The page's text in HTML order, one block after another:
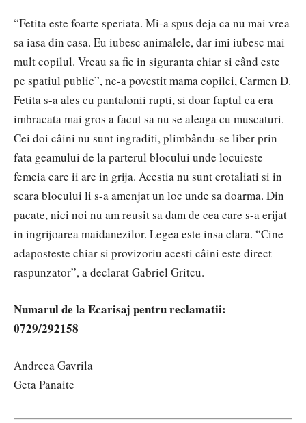
“Fetita este foarte speriata. Mi-a spus deja ca nu mai vrea
sa iasa din casa. Eu iubesc animalele, dar imi iubesc mai
mult copilul. Vreau sa fie in siguranta chiar si când este
pe spatiul public”, ne-a povestit mama copilei, Carmen D.
Fetita s-a ales cu pantalonii rupti, si doar faptul ca era
imbracata mai gros a facut sa nu se aleaga cu muscaturi.
Cei doi câini nu sunt ingraditi, plimbându-se liber prin
fata geamului de la parterul blocului unde locuieste
femeia care ii are in grija. Acestia nu sunt crotaliati si in
scara blocului li s-a amenjat un loc unde sa doarma. Din
pacate, nici noi nu am reusit sa dam de cea care s-a erijat
in ingrijoarea maidanezilor. Legea este insa clara. “Cine
adaposteste chiar si provizoriu acesti câini este direct
raspunzator”, a declarat Gabriel Gritcu.
Numarul de la Ecarisaj pentru reclamatii:
0729/292158
Andreea Gavrila
Geta Panaite